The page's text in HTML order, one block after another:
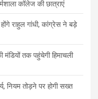
कॉलेज की छात्राएं
राहुल गांधी, कांग्रेस ने बड़े
तक पहुंचेगी हिमाचली
नियम तोड़ने पर होगी सख्त